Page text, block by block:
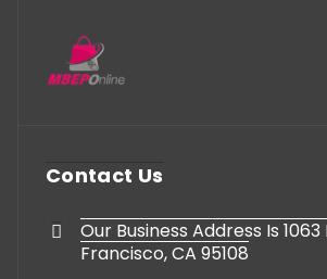
Contact Us
Our Business Address Is
Francisco, CA 95108